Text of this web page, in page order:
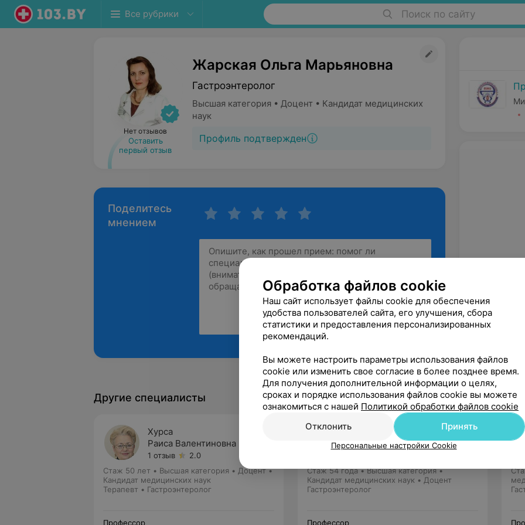
Все рубрики Поиск по сайту
Нет отзывов
Оставить
первый отзыв
Жарская Ольга Марьяновна
Гастроэнтеролог
Высшая категория • Доцент • Кандидат медицинских
наук
Профиль подтвержден
Поделитесь
мнением
Рекомендую
Другие специалисты
Хурса
Раиса Валентиновна
1 отзыв
2.0
Стаж 50 лет • Высшая категория • Доцент •
Кандидат медицинских наук
Терапевт • Гастроэнтеролог
Профессор
Николай Валентинович
Стаж 54 года•Высшая категория•
Кандидат медицинских наук • Доцент
Гастроэнтеролог
Профессор
Обработка файлов cookie
Наш сайт использует файлы cookie для обеспечения
удобства пользователей сайта, его улучшения, сбора
статистики и предоставления персонализированных
рекомендаций.
Вы можете настроить параметры использования файлов
cookie или изменить свое согласие в более позднее время.
Для получения дополнительной информации о целях,
сроках и порядке использования файлов cookie вы можете
ознакомиться с нашей Политикой обработки файлов cookie
Отклонить
Принять
Персональные настройки Cookie